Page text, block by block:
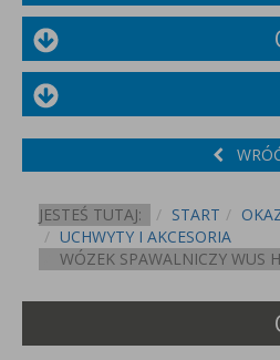
JESTEŚ TUTAJ: START
UCHWYTY I AKCESORIA
WÓZEK SPAWALNICZY WUS